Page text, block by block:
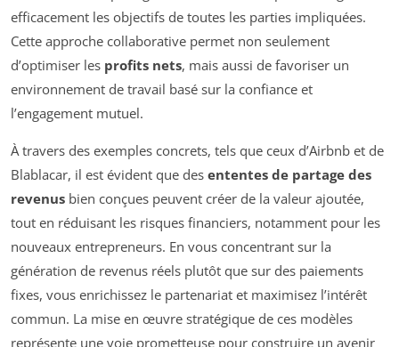
efficacement les objectifs de toutes les parties impliquées.
Cette approche collaborative permet non seulement
d’optimiser les profits nets, mais aussi de favoriser un
environnement de travail basé sur la confiance et
l’engagement mutuel.
À travers des exemples concrets, tels que ceux d’Airbnb et de
Blablacar, il est évident que des ententes de partage des
revenus bien conçues peuvent créer de la valeur ajoutée,
tout en réduisant les risques financiers, notamment pour les
nouveaux entrepreneurs. En vous concentrant sur la
génération de revenus réels plutôt que sur des paiements
fixes, vous enrichissez le partenariat et maximisez l’intérêt
commun. La mise en œuvre stratégique de ces modèles
représente une voie prometteuse pour construire un avenir